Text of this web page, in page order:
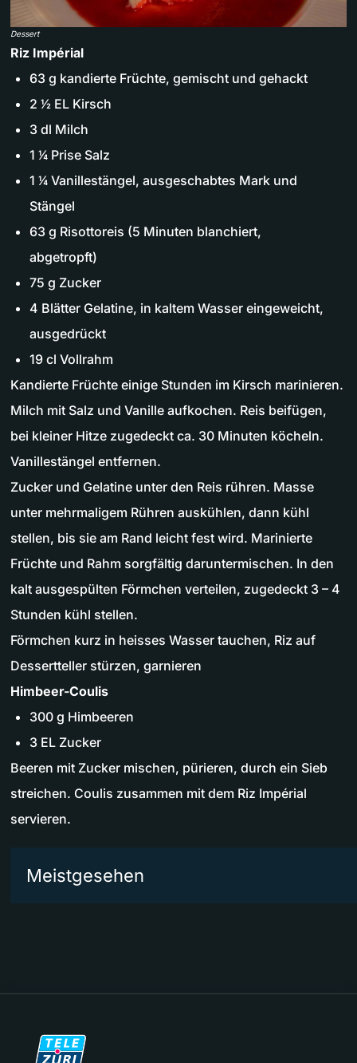
Dessert
Riz Impérial
63 g kandierte Früchte, gemischt und gehackt
2 1⁄2 EL Kirsch
3 dl Milch
1 1⁄4 Prise Salz
1 1⁄4 Vanillestängel, ausgeschabtes Mark und
Stängel
63 g Risottoreis (5 Minuten blanchiert,
abgetropft)
75 g Zucker
4 Blätter Gelatine, in kaltem Wasser eingeweicht,
ausgedrückt
19 cl Vollrahm
Kandierte Früchte einige Stunden im Kirsch marinieren.
Milch mit Salz und Vanille aufkochen. Reis beifügen,
bei kleiner Hitze zugedeckt ca. 30 Minuten köcheln.
Vanillestängel entfernen.
Zucker und Gelatine unter den Reis rühren. Masse
unter mehrmaligem Rühren auskühlen, dann kühl
stellen, bis sie am Rand leicht fest wird. Marinierte
Früchte und Rahm sorgfältig daruntermischen. In den
kalt ausgespülten Förmchen verteilen, zugedeckt 3 – 4
Stunden kühl stellen.
Förmchen kurz in heisses Wasser tauchen, Riz auf
Dessertteller stürzen, garnieren
Himbeer-Coulis
300 g Himbeeren
3 EL Zucker
Beeren mit Zucker mischen, pürieren, durch ein Sieb
streichen. Coulis zusammen mit dem Riz Impérial
servieren.
Meistgesehen